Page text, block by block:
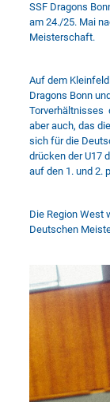
SSF Dragons
am 24./25. Mai
Meisterschaft.
Auf dem
Dragons Bonn
Torverhältnisses
aber auch, das
sich für die
drücken der U17
auf den 1. und 2.
Die Region West
Deutschen